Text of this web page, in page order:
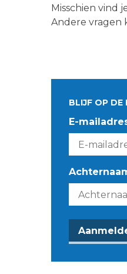
Misschien vind
Andere vragen
BLIJF OP DE
E-